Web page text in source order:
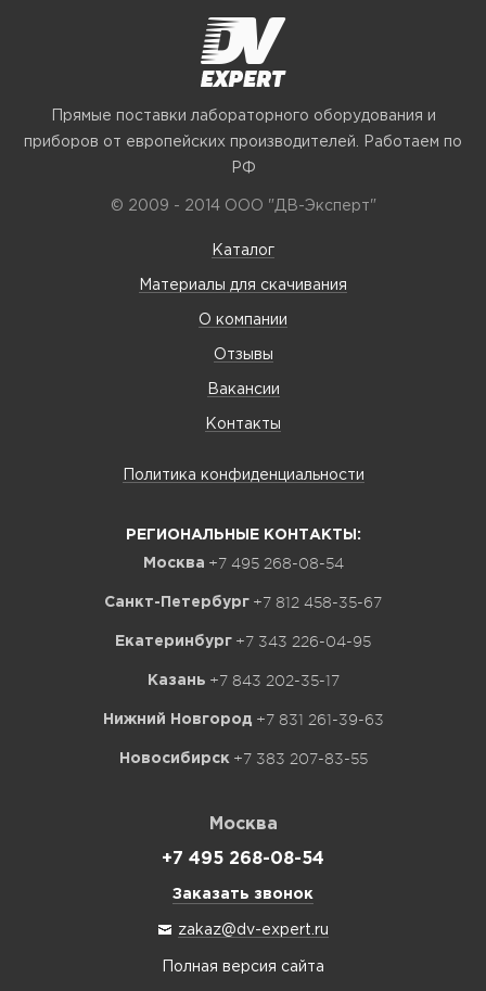
Прямые поставки лабораторного оборудования и
приборов от европейских производителей. Работаем по
РФ
© 2009 - 2014 ООО "ДВ-Эксперт"
Каталог
Материалы для скачивания
О компании
Отзывы
Вакансии
Контакты
Политика конфиденциальности
РЕГИОНАЛЬНЫЕ КОНТАКТЫ:
Москва +7 495 268-08-54
Санкт-Петербург +7 812 458-35-67
Екатеринбург +7 343 226-04-95
Казань +7 843 202-35-17
Нижний Новгород +7 831 261-39-63
Новосибирск +7 383 207-83-55
Москва
+7 495 268-08-54
Заказать звонок
zakaz@dv-expert.ru
Полная версия сайта